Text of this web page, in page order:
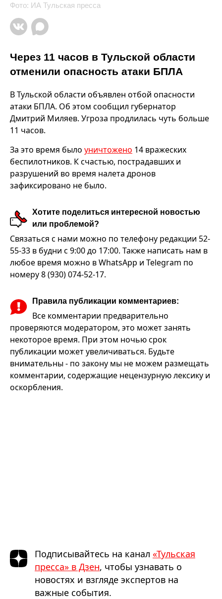
Фото: ИА Тульская пресса
Через 11 часов в Тульской области
отменили опасность атаки БПЛА
В Тульской области объявлен отбой опасности
атаки БПЛА. Об этом сообщил губернатор
Дмитрий Миляев. Угроза продлилась чуть больше
11 часов.
За это время было уничтожено 14 вражеских
беспилотников. К счастью, пострадавших и
разрушений во время налета дронов
зафиксировано не было.
Хотите поделиться интересной новостью
или проблемой?
Связаться с нами можно по телефону редакции 52-
55-33 в будни с 9:00 до 17:00. Также написать нам в
любое время можно в WhatsApp и Telegram по
номеру 8 (930) 074-52-17.
Правила публикации комментариев:
Все комментарии предварительно
проверяются модератором, это может занять
некоторое время. При этом ночью срок
публикации может увеличиваться. Будьте
внимательны - по закону мы не можем размещать
комментарии, содержащие нецензурную лексику и
оскорбления.
Подписывайтесь на канал «Тульская
пресса» в Дзен, чтобы узнавать о
новостях и взгляде экспертов на
важные события.